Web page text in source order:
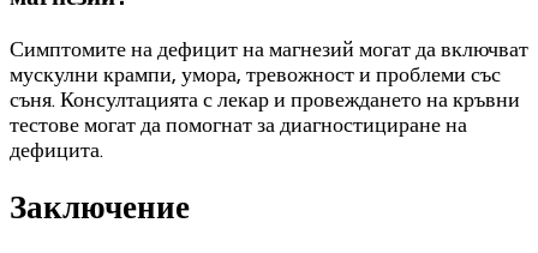
Симптомите на дефицит на магнезий могат да включват
мускулни крампи, умора, тревожност и проблеми със
съня. Консултацията с лекар и провеждането на кръвни
тестове могат да помогнат за диагностициране на
дефицита.
Заключение